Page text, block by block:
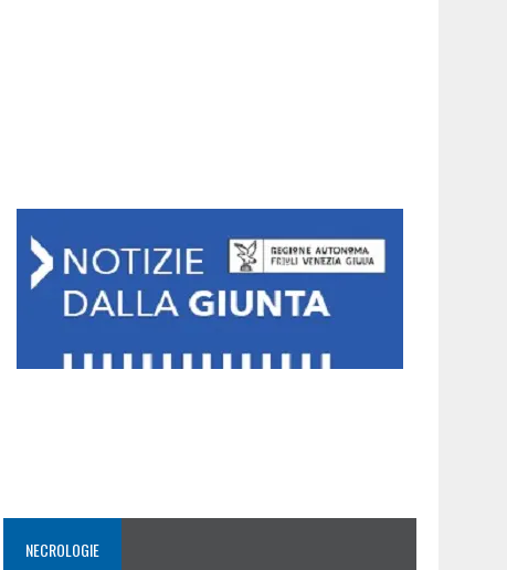
NECROLOGIE